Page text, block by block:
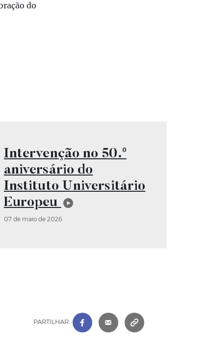
do
Vídeo
Intervenção no 50.º
aniversário do
Instituto Universitário
Europeu
07 de maio de 2026
PARTILHAR
FACEBOOKCORREIO ELETRÓNICO